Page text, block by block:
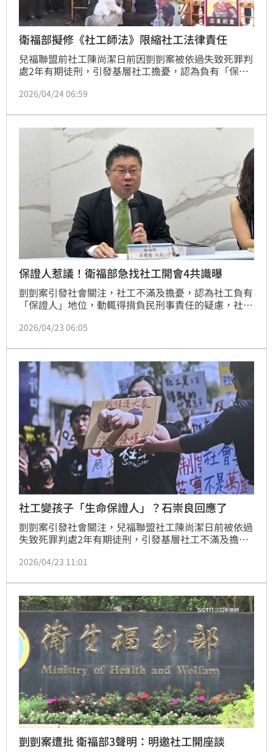
衛福部擬修《社工師法》限縮社工法律責任
兒福聯盟前社工陳尚潔日前因剴剴案被依過失致死罪判
處2年有期徒刑，引發基層社工擔憂，認為負有「保證
（24）日邀集法界、學界，針對保證人地位進行法律及
「保證人地位採個案判斷非一體適用」等三點，他後續
會至北中南東座談與社工進行實務對話；後續將會進行
《社會工作師法》修法，盼最快今年下個會期推動。
（記者：簡浩正）
2026/04/24 06:59
保證人惹議！衛福部急找社工開會4共識曝
剴剴案引發社會關注，社工不滿及擔憂，認為社工負有
「保證人」地位，動輒得揹負民刑事責任的疑慮，社工
今（23）日下午與社工團體及專校院社工系所展開第一
識，且接下來還將由衛福部次長呂建德赴北、中、南、
東各區跟第一線社工進行座談。（記者：簡浩正）
2026/04/23 06:05
社工變孩子「生命保證人」？石崇良回應了
剴剴案引發社會關注，兒福聯盟社工陳尚潔日前被依過
失致死罪判處2年有期徒刑，引發基層社工不滿及擔
議。衛福部長石崇良今（23）日在立法院公開向社工打
故意或過失，且違反注意義務跟專業考量範圍時，才負
刑事與民事責任。（記者：簡浩正）
2026/04/23 11:01
剴剴案遭批 衛福部3聲明：明邀社工開座談